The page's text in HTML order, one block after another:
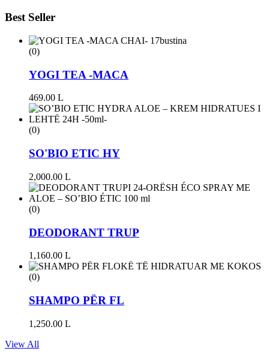
Best Seller
(0)
YOGI TEA -MACA
469.00 L
(0)
SO'BIO ETIC HY
2,000.00 L
(0)
DEODORANT TRUP
1,160.00 L
(0)
SHAMPO PËR FL
1,250.00 L
View All